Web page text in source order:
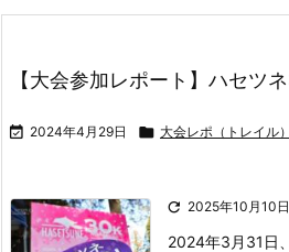
【大会参加レポート】ハセ
 2024年4月29日  大会レポ（トレイル）
 2025年10月10日
2024年3月31日